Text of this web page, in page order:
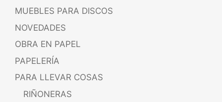
MUEBLES PARA DISCOS
NOVEDADES
OBRA EN PAPEL
PAPELERÍA
PARA LLEVAR COSAS
RIÑONERAS